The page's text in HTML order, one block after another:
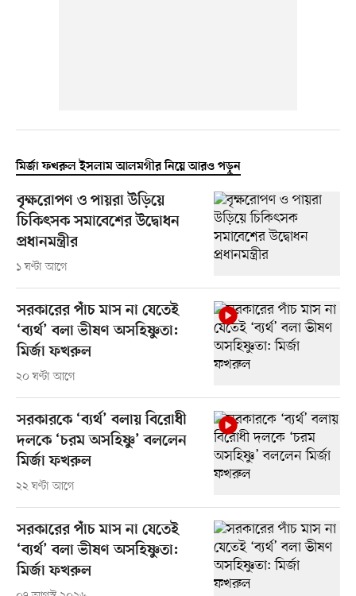
মির্জা ফখরুল ইসলাম আলমগীর নিয়ে আরও পড়ুন
বৃক্ষরোপণ ও পায়রা উড়িয়ে
চিকিৎসক সমাবেশের উদ্বোধন
প্রধানমন্ত্রীর
১ ঘণ্টা আগে
সরকারের পাঁচ মাস না যেতেই
‘ব্যর্থ’ বলা ভীষণ অসহিষ্ণুতা:
মির্জা ফখরুল
২০ ঘণ্টা আগে
সরকারকে ‘ব্যর্থ’ বলায় বিরোধী
দলকে ‘চরম অসহিষ্ণু’ বললেন
মির্জা ফখরুল
২২ ঘণ্টা আগে
সরকারের পাঁচ মাস না যেতেই
‘ব্যর্থ’ বলা ভীষণ অসহিষ্ণুতা:
মির্জা ফখরুল